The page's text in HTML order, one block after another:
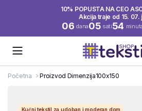
10% POPUSTA NA CEO
Akcija traje od 15. 07.
06 dana05 sati54
Početna Proizvod Dimenzija100x150
Kućni tekstil za udoban i moderan dom